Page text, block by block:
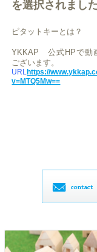
を選択されました
ピタットキーとは？
YKKAP 公式HPで動
ございます。
URLhttps://
v=MTQ5Mw==